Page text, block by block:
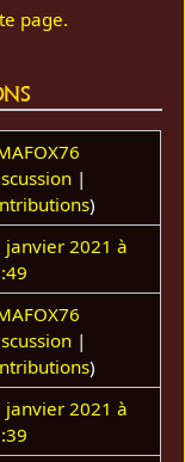
page.
|
)
janvier 2021 à
|
)
janvier 2021 à